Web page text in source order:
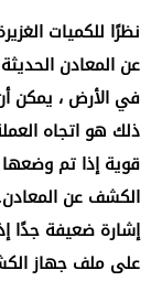
نظرًا للكميات
عن المعادن
في الأرض ، يمكن
ذلك هو اتجاه
قوية إذا تم
الكشف عن
إشارة ضعيفة جدًا
على ملف جهاز